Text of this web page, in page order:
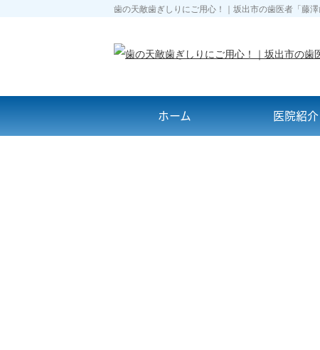
歯の天敵歯ぎしりにご用心！｜坂出市の歯医者「藤澤
ホーム 医院紹介